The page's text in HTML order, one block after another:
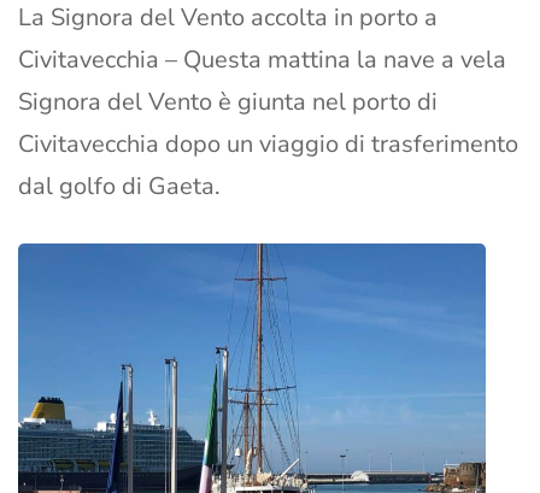
La Signora del Vento accolta in porto a
Civitavecchia – Questa mattina la nave a vela
Signora del Vento è giunta nel porto di
Civitavecchia dopo un viaggio di trasferimento
dal golfo di Gaeta.